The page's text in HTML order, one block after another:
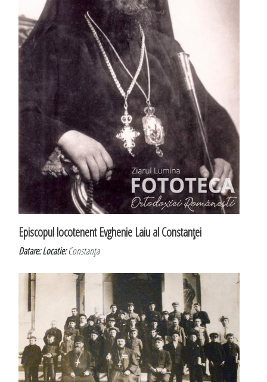
Episcopul locotenent Evghenie Laiu al Constanţei
Datare:Locatie:Constanţa